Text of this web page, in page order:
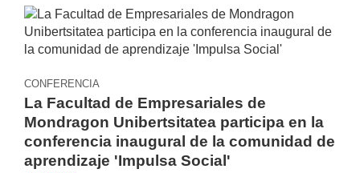
CONFERENCIA
La Facultad de Empresariales de
Mondragon Unibertsitatea participa en la
conferencia inaugural de la comunidad de
aprendizaje 'Impulsa Social'